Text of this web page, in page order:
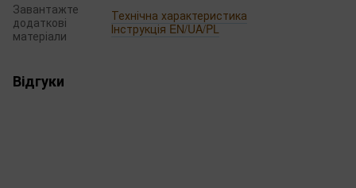
Завантажте
додаткові
матеріали
Технічна характеристика
Інструкція EN/UA/PL
Відгуки